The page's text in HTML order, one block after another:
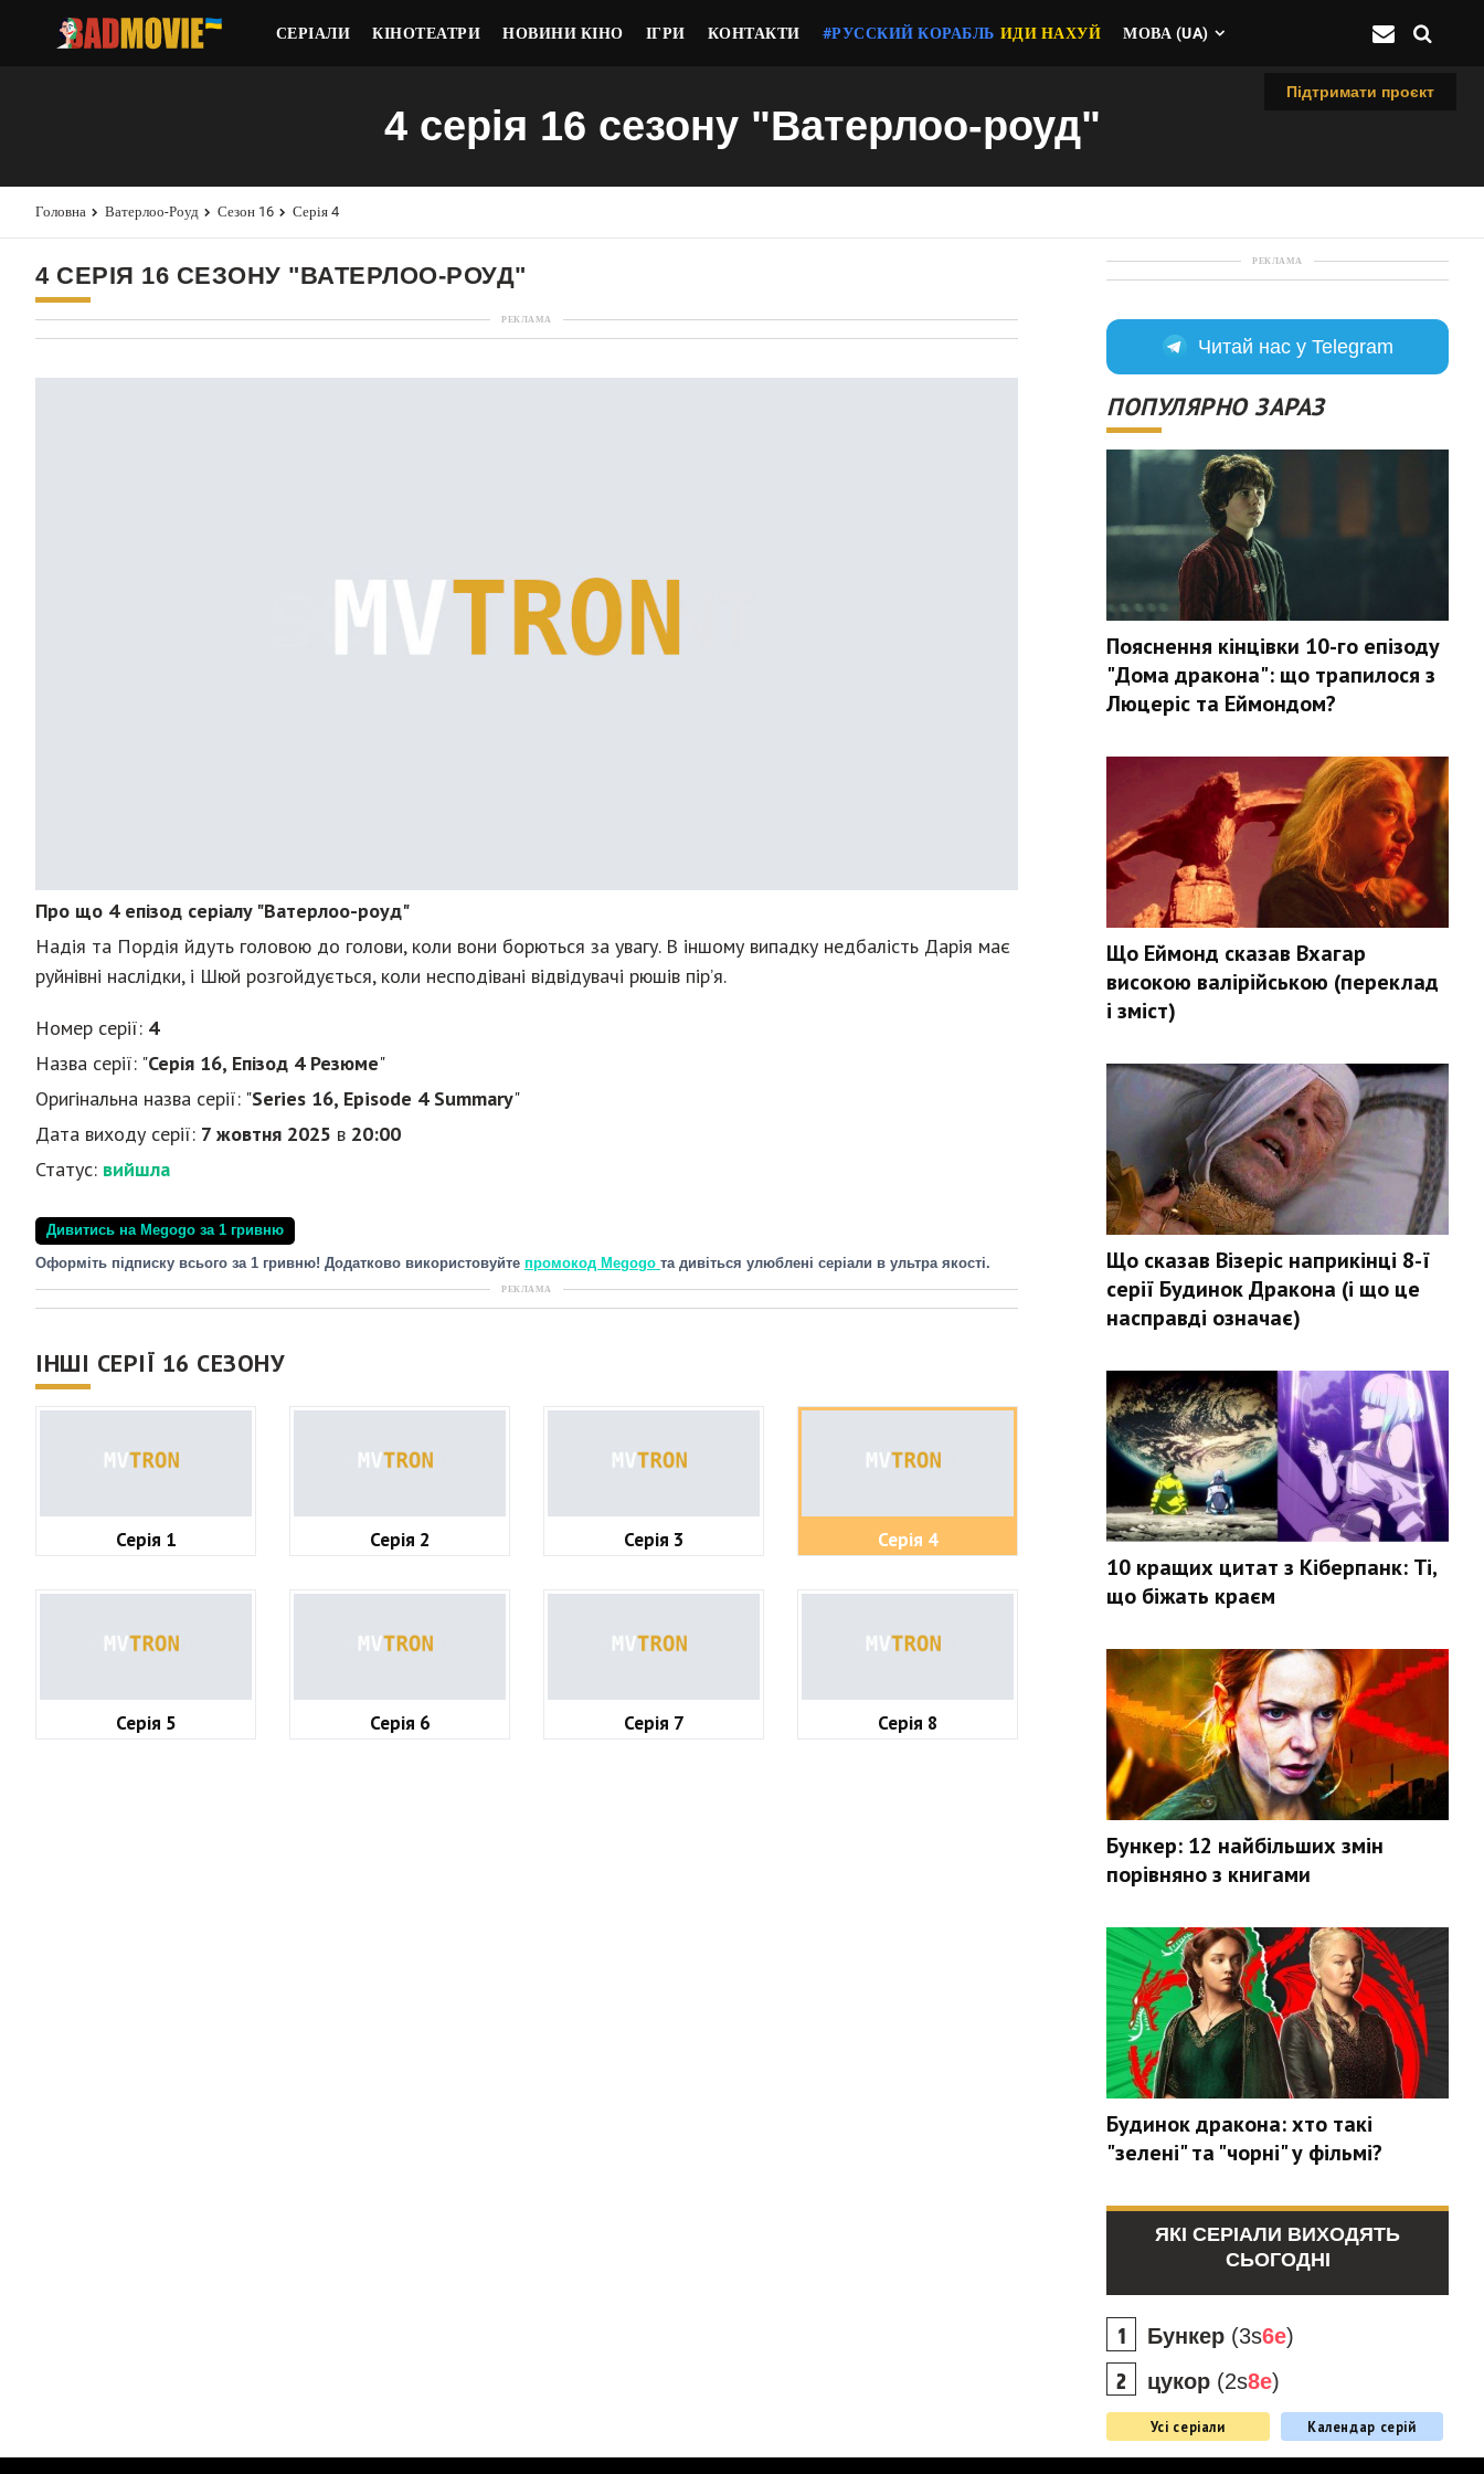
СЕРІАЛИ КІНОТЕАТРИ НОВИНИ КІНО ІГРИ КОНТАКТИ #РУССКИЙ КОРАБЛЬ ИДИ НАХУЙ МОВА (UA)
Підтримати проєкт
4 серія 16 сезону "Ватерлоо-роуд"
Головна Ватерлоо-Роуд Сезон 16 Серія 4
4 СЕРІЯ 16 СЕЗОНУ "ВАТЕРЛОО-РОУД"
РЕКЛАМА
Про що 4 епізод серіалу "Ватерлоо-роуд"
Надія та Пордія йдуть головою до голови, коли вони борються за увагу. В іншому випадку недбалість Дарія має
руйнівні наслідки, і Шюй розгойдується, коли несподівані відвідувачі рюшів пір’я.
Номер серії: 4
Назва серії: "Серія 16, Епізод 4 Резюме"
Оригінальна назва серії: "Series 16, Episode 4 Summary"
Дата виходу серії: 7 жовтня 2025 в 20:00
Статус: вийшла
Дивитись на Megogo за 1 гривню
Оформіть підписку всього за 1 гривню! Додатково використовуйте промокод Megogo та дивіться улюблені серіали в ультра якості.
РЕКЛАМА
ІНШІ СЕРІЇ 16 СЕЗОНУ
Серія 1 Серія 2 Серія 3 Серія 4
Серія 5 Серія 6 Серія 7 Серія 8
РЕКЛАМА
Читай нас у Telegram
ПОПУЛЯРНО ЗАРАЗ
Пояснення кінцівки 10-го епізоду
"Дома дракона": що трапилося з
Люцеріс та Еймондом?
Що Еймонд сказав Вхагар
високою валірійською (переклад
і зміст)
Що сказав Візеріс наприкінці 8-ї
серії Будинок Дракона (і що це
насправді означає)
10 кращих цитат з Кіберпанк: Ті,
що біжать краєм
Бункер: 12 найбільших змін
порівняно з книгами
Будинок дракона: хто такі
"зелені" та "чорні" у фільмі?
ЯКІ СЕРІАЛИ ВИХОДЯТЬ
СЬОГОДНІ
Бункер (3s6e)
цукор (2s8e)
Усі серіали Календар серій